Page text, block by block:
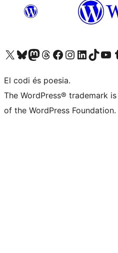
Visiteu el nostre compte X (abans Twitter)
Visiteu el nostre compte de Bluesky
Visiteu el nostre compte al Mastodon
Visiteu el nostre compte de Threads
Visiteu la nostra pàgina al Facebook
Visiteu el nostre compte
Visiteu el nostre compte de
Visiteu el nostre compte de
Visiteu el
El codi és poesia.
The WordPress® trademark
of the WordPress Foundation.